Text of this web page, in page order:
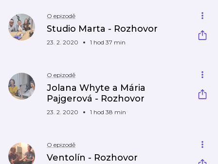
O epizodě
Studio Marta - Rozhovor
23. 2. 2020 1 hod 37 min
O epizodě
Jolana Whyte a Mária
Pajgerová - Rozhovor
23. 2. 2020 1 hod 38 min
O epizodě
Ventolín - Rozhovor